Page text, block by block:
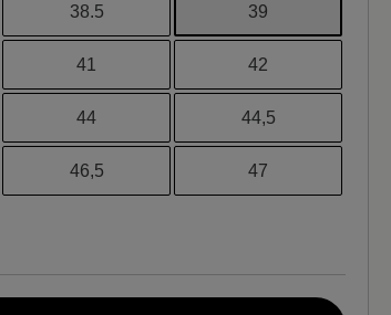
38.5 39
41 42
44 44,5
46,5 47